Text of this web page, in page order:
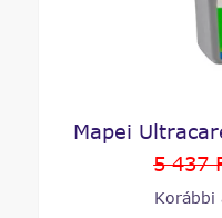
Mapei
5 437
Korábbi